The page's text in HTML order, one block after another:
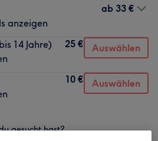
anzeigen
ab 33 €
14 Jahre)
25 € Auswählen
10 € Auswählen
gesucht hast?